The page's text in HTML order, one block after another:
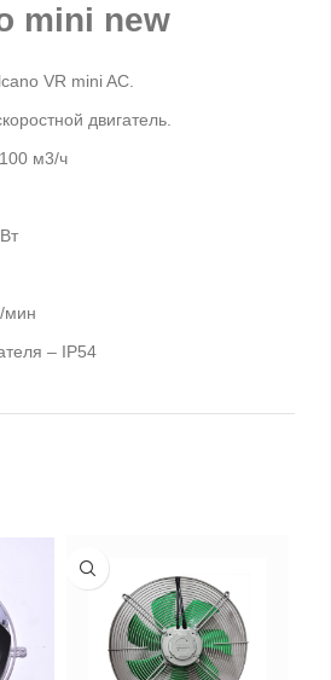
mini new
VR mini AC.
двигатель.
м3/ч
мин
– IP54